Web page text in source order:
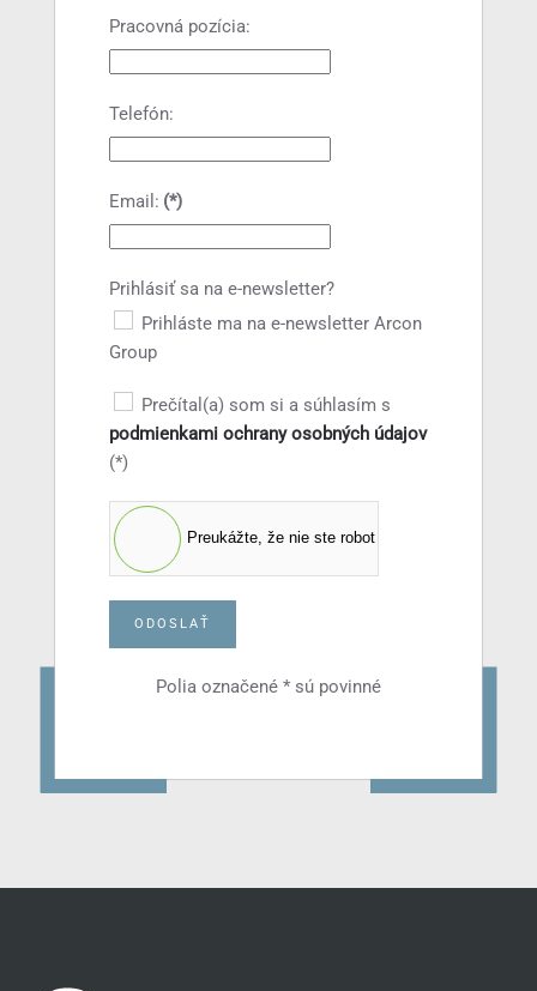
Pracovná pozícia:
Telefón:
Email: (*)
Prihlásiť sa na e-newsletter?
Prihláste ma na e-newsletter Arcon
Group
Prečítal(a) som si a súhlasím s
podmienkami ochrany osobných údajov
(*)
Preukážte, že nie ste robot
ODOSLAŤ
Polia označené * sú povinné